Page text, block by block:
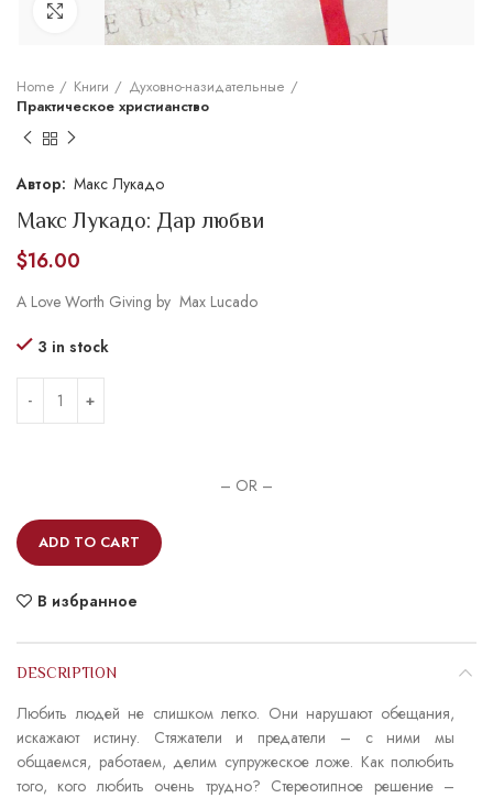
Увеличить
Home Книги
Духовно-назидательные
Практическое христианство
Макс Лукадо
Макс Лукадо: Дар любви
$16.00
A Love Worth Giving by Max Lucado
3 in stock
– OR –
ADD TO CART
В избранное
DESCRIPTION
Любить людей не слишком легко. Они нарушают обещания,
искажают истину. Стяжатели и предатели – с ними мы
общаемся, работаем, делим супружеское ложе. Как полюбить
того, кого любить очень трудно? Стереотипное решение –